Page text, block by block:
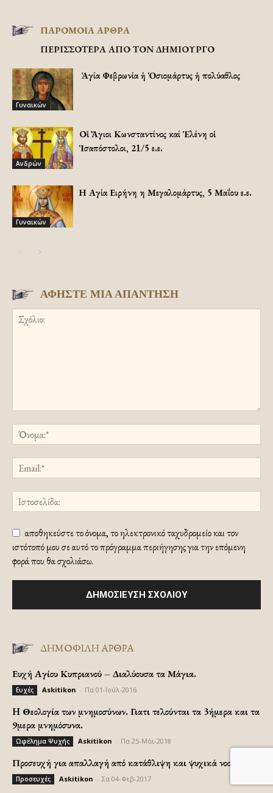
ΠΑΡΟΜΟΙΑ ΑΡΘΡΑ
ΠΕΡΙΣΣΟΤΕΡΑ ΑΠΟ ΤΟΝ ΔΗΜΙΟΥΡΓΟ
Γυναικών
Ἡ Ἁγία Φεβρωνία ἡ Ὁσιομάρτυς ἡ πολύαθλος
Ανδρών
Οἱ Ἅγιοι Κωνσταντίνος καί Ἑλένη οἱ
Ἱσαπόστολοι, 21/5 ε.ε.
Γυναικών
Η Αγία Ειρήνη η Μεγαλομάρτυς, 5 Μαΐου ε.ε.
ΑΦΗΣΤΕ ΜΙΑ ΑΠΑΝΤΗΣΗ
αποθηκεύστε το όνομα, το ηλεκτρονικό ταχυδρομείο και τον
ιστότοπό μου σε αυτό το πρόγραμμα περιήγησης για την επόμενη
φορά που θα σχολιάσω.
ΔΗΜΟΦΙΛΗ ΑΡΘΡΑ
Ευχή Αγίου Κυπριανού – Διαλύουσα τα Μάγια.
Ευχές Askitikon Πα 01-Ιούλ-2016
H Θεολογία των μνημοσύνων. Γιατι τελούνται τα 3ήμερα και τα
9μερα μνημόσυνα.
Ωφέλημα Ψυχής Askitikon Πα 25-Μάι-2018
Προσευχή για απαλλαγή από κατάθλιψη και ψυχικά νοσήματα.
Προσευχές Askitikon Σα 04-Φεβ-2017